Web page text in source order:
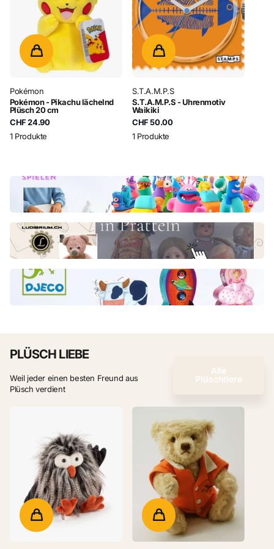
Pokémon
Pokémon - Pikachu lächelnd
Plüsch 20 cm
CHF 24.90
1 Produkte
S.T.A.M.P.S
S.T.A.M.P.S - Uhrenmotiv
Waikiki
CHF 50.00
1 Produkte
PLÜSCH LIEBE
Weil jeder einen besten Freund aus
Plüsch verdient
Alle
Plüschtiere